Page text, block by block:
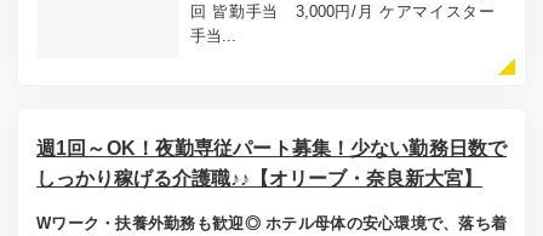
回 皆勤手当 3,000円/月 ケアマイスター
手当...
週1回～OK！夜勤専従パート募集！少ない勤務日数で
しっかり稼げる介護職♪♪【オリーブ・奈良新大宮】
Wワーク・扶養外勤務も歓迎◎ ホテル母体の安心環境で、落ち着